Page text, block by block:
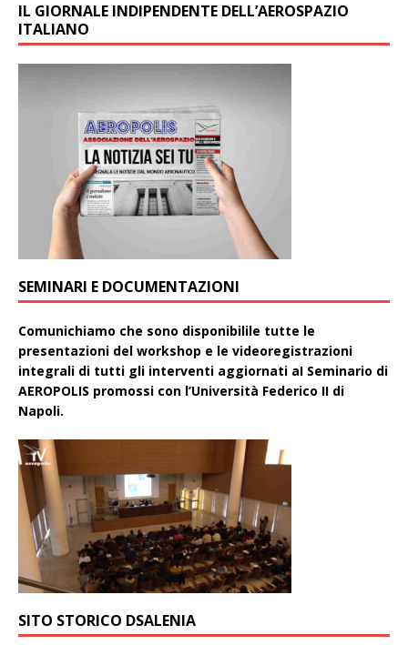
IL GIORNALE INDIPENDENTE DELL’AEROSPAZIO
ITALIANO
SEMINARI E DOCUMENTAZIONI
Comunichiamo che sono disponibilile tutte le
presentazioni del workshop e le videoregistrazioni
integrali di tutti gli interventi aggiornati aI Seminario di
AEROPOLIS promossi con l’Università Federico II di
Napoli.
SITO STORICO DSALENIA